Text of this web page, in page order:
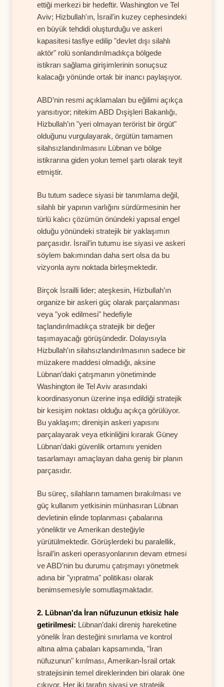
ettiği merkezi bir hedeftir. Washington ve Tel
Aviv; Hizbullah'ın, İsrail'in kuzey cephesindeki
en büyük tehdidi oluşturduğu ve askeri
kapasitesi tasfiye edilip "devlet dışı silahlı
aktör" rolü sonlandırılmadıkça bölgede
istikrarı sağlama girişimlerinin sonuçsuz
kalacağı yönünde ortak bir inancı paylaşıyor.
ABD’nin resmi açıklamaları bu eğilimi açıkça
yansıtıyor; nitekim ABD Dışişleri Bakanlığı,
Hizbullah’ın "yeri olmayan terörist bir örgüt"
olduğunu vurgulayarak, örgütün tamamen
silahsızlandırılmasını Lübnan ve bölge
istikrarına giden yolun temel şartı olarak teyit
etmiştir.
Bu tutum sadece siyasi bir tanımlama değil,
silahlı bir yapının varlığını sürdürmesinin her
türlü kalıcı çözümün önündeki yapısal engel
olduğu yönündeki stratejik bir yaklaşımın
parçasıdır. İsrail’in tutumu ise siyasi ve askeri
söylem bakımından daha sert olsa da bu
vizyonla aynı noktada birleşmektedir.
Birçok İsrailli lider; ateşkesin, Hizbullah’ın
organize bir askeri güç olarak parçalanması
veya "yok edilmesi" hedefiyle
taçlandırılmadıkça stratejik bir değer
taşımayacağı görüşündedir. Dolayısıyla
Hizbullah’ın silahsızlandırılmasının sadece bir
müzakere maddesi olmadığı, aksine
Lübnan’daki çatışmanın yönetiminde
Washington ile Tel Aviv arasındaki
koordinasyonun üzerine inşa edildiği stratejik
bir kesişim noktası olduğu açıkça görülüyor.
Bu yaklaşım; direnişin askeri yapısını
parçalayarak veya etkinliğini kırarak Güney
Lübnan’daki güvenlik ortamını yeniden
tasarlamayı amaçlayan daha geniş bir planın
parçasıdır.
Bu süreç, silahların tamamen bırakılması ve
güç kullanım yetkisinin münhasıran Lübnan
devletinin elinde toplanması çabalarına
yöneliktir ve Amerikan desteğiyle
yürütülmektedir. Görüşlerdeki bu paralellik,
İsrail’in askeri operasyonlarının devam etmesi
ve ABD’nin bu durumu çatışmayı yönetmek
adına bir "yıpratma" politikası olarak
benimsemesiyle somutlaşmaktadır.
2. Lübnan'da İran nüfuzunun etkisiz hale
getirilmesi: Lübnan’daki direniş hareketine
yönelik İran desteğini sınırlama ve kontrol
altına alma çabaları kapsamında, "İran
nüfuzunun" kırılması, Amerikan-İsrail ortak
stratejisinin temel direklerinden biri olarak öne
çıkıyor. Her iki tarafın siyasi ve stratejik